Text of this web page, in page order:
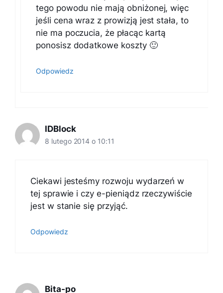
tego powodu nie mają obniżonej, więc
jeśli cena wraz z prowizją jest stała, to
nie ma poczucia, że płacąc kartą
ponosisz dodatkowe koszty 🙂
Odpowiedz
IDBlock
8 lutego 2014 o 10:11
Ciekawi jesteśmy rozwoju wydarzeń w
tej sprawie i czy e-pieniądz rzeczywiście
jest w stanie się przyjąć.
Odpowiedz
Bita-po